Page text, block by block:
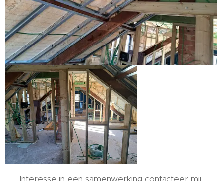
Interesse in een samenwerking contacteer mij.